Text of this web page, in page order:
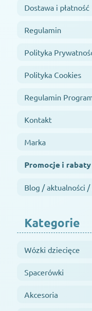
Dostawa i płatność
Regulamin
Polityka
Polityka Cookies
Regulamin
Kontakt
Marka
Promocje i rabaty
Blog / aktualności /
Kategorie
Wózki dziecięce
Spacerówki
Akcesoria